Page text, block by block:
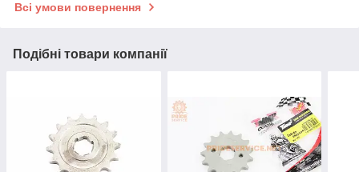
Всі умови повернення
Подібні товари компанії